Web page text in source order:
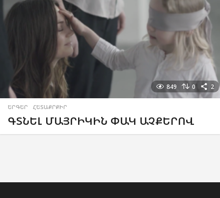
849 0 2
ԵՐԳԵՐ ,ՀԵՏԱՔՐՔԻՐ
ԳՏՆԵԼ ՄԱՅՐԻԿԻՆ ՓԱԿ ԱՉՔԵՐՈՎ